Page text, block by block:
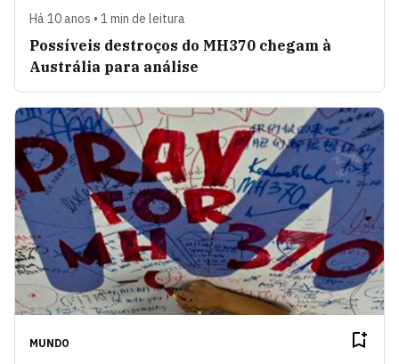
Há 10 anos • 1 min de leitura
Possíveis destroços do MH370 chegam à
Austrália para análise
MUNDO